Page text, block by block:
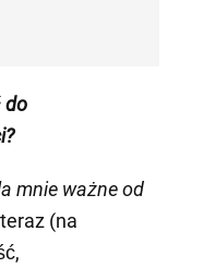
do
mnie ważne od
(na